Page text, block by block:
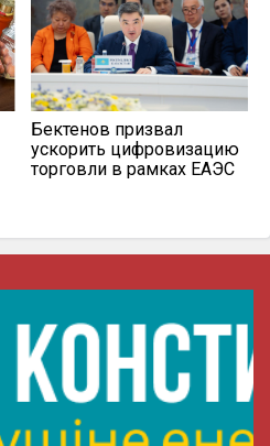
Бектенов призвал
ускорить цифровизацию
торговли в рамках ЕАЭС